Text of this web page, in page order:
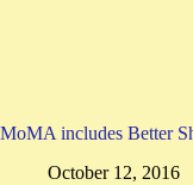
MoMA includes Better
October 12, 2016